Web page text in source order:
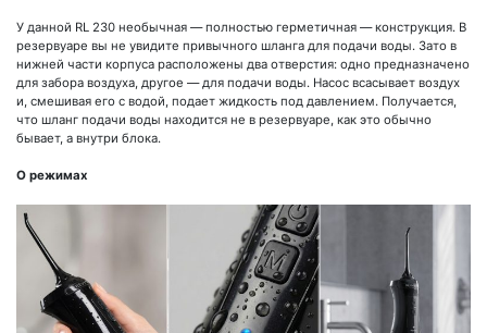
У данной RL 230 необычная — полностью герметичная — конструкция. В
резервуаре вы не увидите привычного шланга для подачи воды. Зато в
нижней части корпуса расположены два отверстия: одно предназначено
для забора воздуха, другое — для подачи воды. Насос всасывает воздух
и, смешивая его с водой, подает жидкость под давлением. Получается,
что шланг подачи воды находится не в резервуаре, как это обычно
бывает, а внутри блока.
О режимах